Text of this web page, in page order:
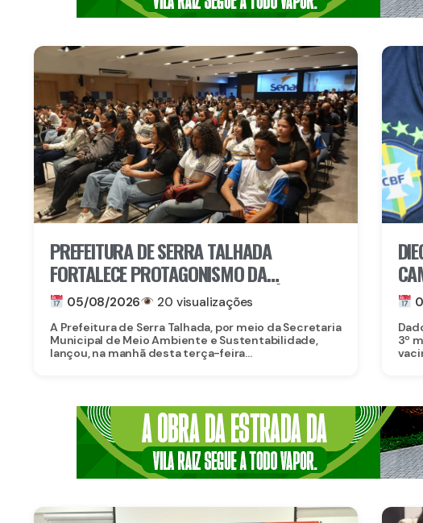
PREFEITURA DE SERRA TALHADA
FORTALECE PROTAGONISMO DA
JUVENTUDE NO ENFRENTAMENTO ÀS
MUDANÇAS CLIMÁTICAS
05/08/2026 20 visualizações
A Prefeitura de Serra Talhada, por meio da Secretaria
Municipal de Meio Ambiente e Sustentabilidade,
lançou, na manhã desta terça-feira...
3º